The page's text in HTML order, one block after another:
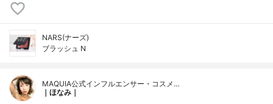
NARS(ナーズ)
ブラッシュ N
MAQUIA公式インフルエンサー・コスメ…
｜ほなみ｜